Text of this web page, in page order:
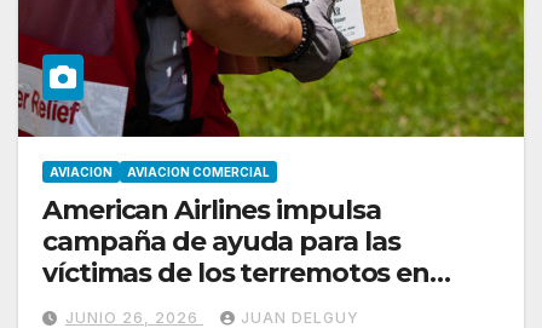
AVIACION AVIACION COMERCIAL
American Airlines impulsa
campaña de ayuda para las
víctimas de los terremotos en
Venezuela
JUNIO 26, 2026 JUAN DELGUY